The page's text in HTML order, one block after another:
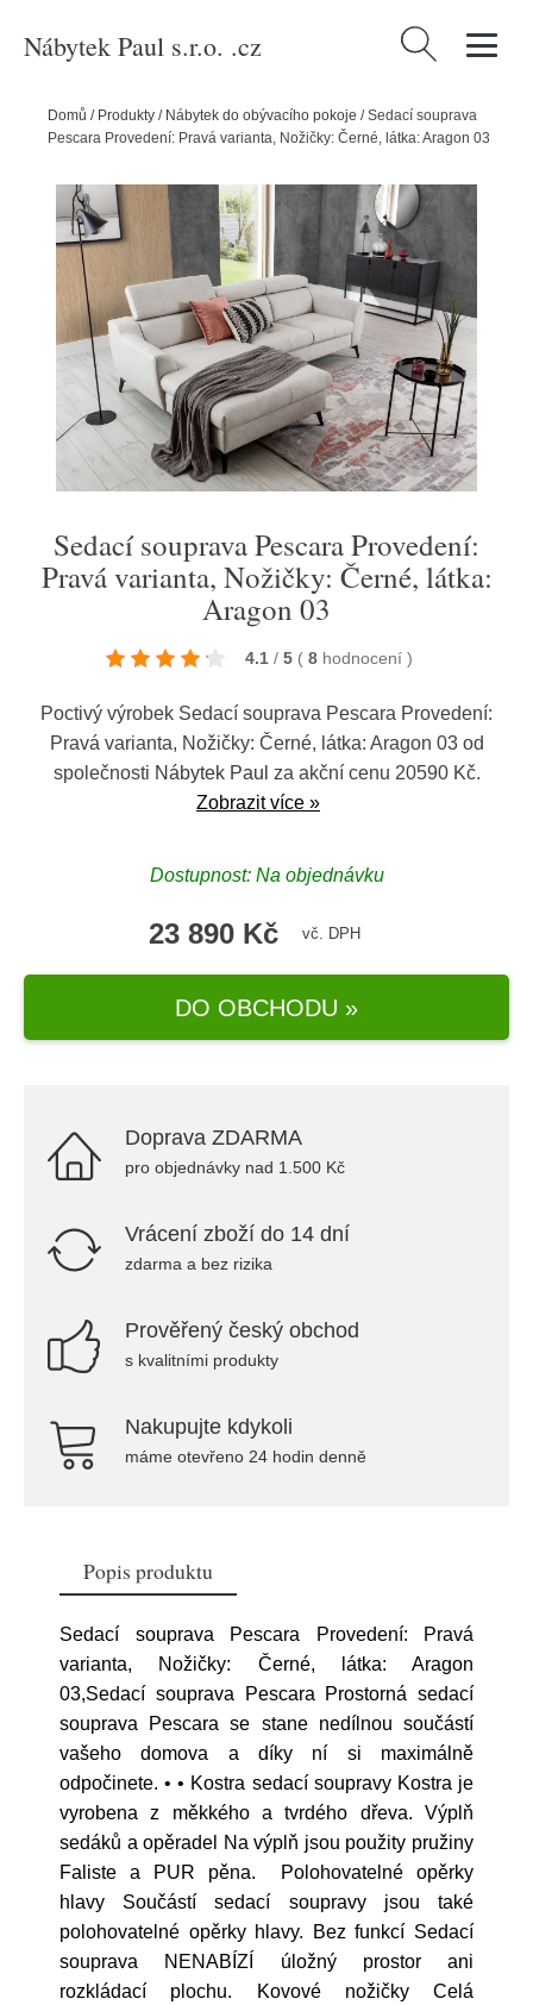
Nábytek Paul s.r.o. .cz Vyhledávání
Domů / Produkty / Nábytek do obývacího pokoje /Sedací souprava
Pescara Provedení: Pravá varianta, Nožičky: Černé, látka: Aragon 03
Sedací souprava Pescara Provedení:
Pravá varianta, Nožičky: Černé, látka:
Aragon 03
4.1 / 5 ( 8 hodnocení )
Poctivý výrobek Sedací souprava Pescara Provedení:
Pravá varianta, Nožičky: Černé, látka: Aragon 03 od
společnosti Nábytek Paul za akční cenu 20590 Kč.
Zobrazit více »
Dostupnost: Na objednávku
23 890 Kč vč. DPH
DO OBCHODU »
Doprava ZDARMA
pro objednávky nad 1.500 Kč
Vrácení zboží do 14 dní
zdarma a bez rizika
Prověřený český obchod
s kvalitními produkty
Nakupujte kdykoli
máme otevřeno 24 hodin denně
Popis produktu
Sedací souprava Pescara Provedení: Pravá
varianta, Nožičky: Černé, látka: Aragon
03,Sedací souprava Pescara Prostorná sedací
souprava Pescara se stane nedílnou součástí
vašeho domova a díky ní si maximálně
odpočinete. • • Kostra sedací soupravy Kostra je
vyrobena z měkkého a tvrdého dřeva. Výplň
sedáků a opěradel Na výplň jsou použity pružiny
Faliste a PUR pěna. Polohovatelné opěrky
hlavy Součástí sedací soupravy jsou také
polohovatelné opěrky hlavy. Bez funkcí Sedací
souprava NENABÍZÍ úložný prostor ani
rozkládací plochu. Kovové nožičky Celá